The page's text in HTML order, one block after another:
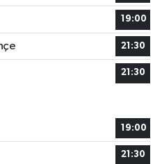
19:00
21:30
21:30
19:00
21:30